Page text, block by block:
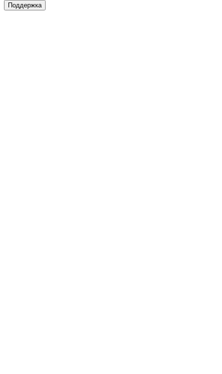
Поддержка